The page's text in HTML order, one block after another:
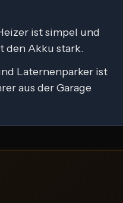
ist simpel und
den Akku stark.
Laternenparker ist
aus der Garage